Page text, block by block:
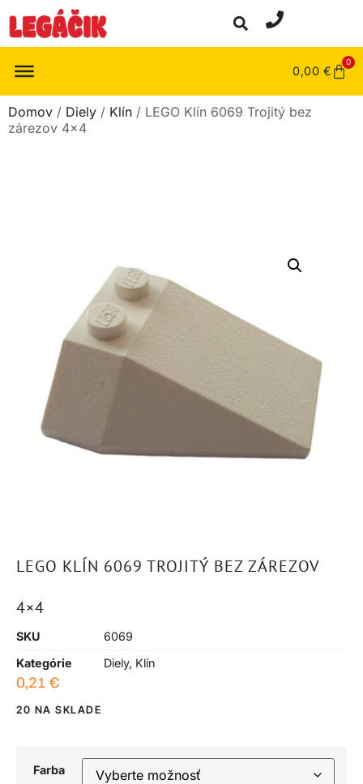
0,00 €
0
Domov / Diely / Klín / LEGO Klín 6069 Trojitý bez
zárezov 4×4
LEGO KLÍN 6069 TROJITÝ BEZ ZÁREZOV
4×4
SKU
6069
Kategórie
Diely, Klín
0,21 €
20 NA SKLADE
Farba